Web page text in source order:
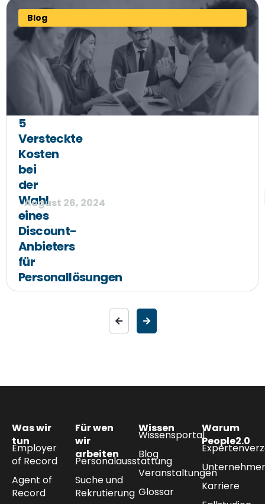
Blog
5
Versteckte
Kosten
bei
der
Wahl
eines
Discount-
Anbieters
für
Personallösungen
August 26, 2024
Was wir
tun
Employer
of Record
Agent of
Record
Für wen
wir
arbeiten
Personalausstattung
Suche und
Rekrutierung
Wissen
Wissensportal
Blog
Veranstaltungen
Glossar
Warum
People2.0
Karriere